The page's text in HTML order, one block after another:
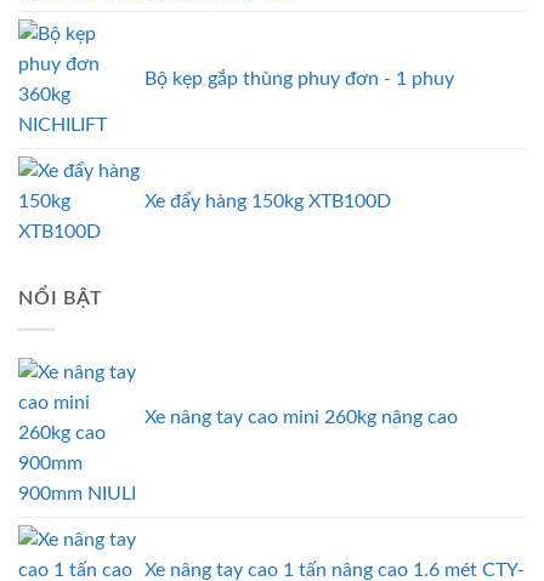
Bộ kẹp gắp thùng phuy đơn - 1 phuy
Xe đẩy hàng 150kg XTB100D
NỔI BẬT
Xe nâng tay cao mini 260kg nâng cao
900mm NIULI
Xe nâng tay cao 1 tấn nâng cao 1.6 mét CTY-